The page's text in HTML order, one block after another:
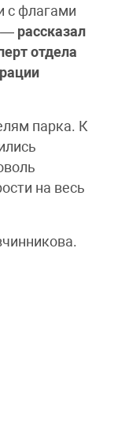
с флагами
— рассказал
отдела
парка. К
на весь